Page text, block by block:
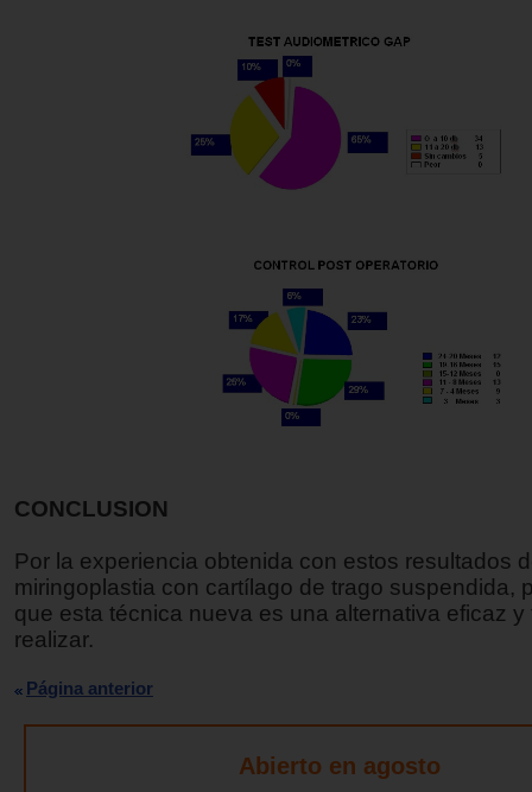
CONCLUSION
Por la experiencia obtenida con estos resultados
miringoplastia con cartílago de trago suspendida,
que esta técnica nueva es una alternativa eficaz y
realizar.
Página anterior
Abierto en agosto